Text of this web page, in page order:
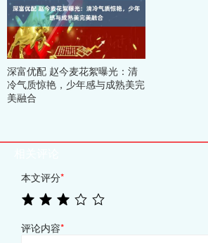
深富优配 赵今麦花絮曝光：清
冷气质惊艳，少年感与成熟美完
美融合
本文评分*
评论内容*